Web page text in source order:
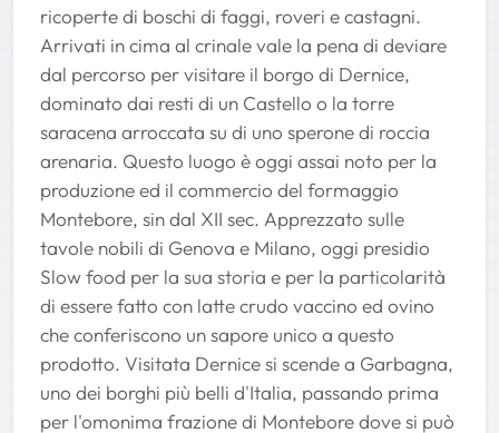
ricoperte di boschi di faggi, roveri e castagni.
Arrivati in cima al crinale vale la pena di deviare
dal percorso per visitare il borgo di Dernice,
dominato dai resti di un Castello o la torre
saracena arroccata su di uno sperone di roccia
arenaria. Questo luogo è oggi assai noto per la
produzione ed il commercio del formaggio
Montebore, sin dal XII sec. Apprezzato sulle
tavole nobili di Genova e Milano, oggi presidio
Slow food per la sua storia e per la particolarità
di essere fatto con latte crudo vaccino ed ovino
che conferiscono un sapore unico a questo
prodotto. Visitata Dernice si scende a Garbagna,
uno dei borghi più belli d'Italia, passando prima
per l'omonima frazione di Montebore dove si può